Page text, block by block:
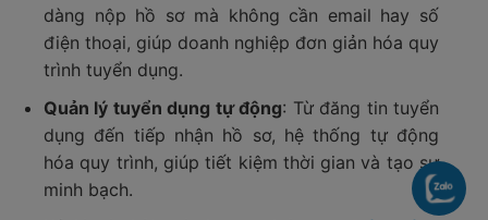
dàng nộp hồ sơ mà không cần email hay số
điện thoại, giúp doanh nghiệp đơn giản hóa quy
trình tuyển dụng.
Quản lý tuyển dụng tự động: Từ đăng tin tuyển
dụng đến tiếp nhận hồ sơ, hệ thống tự động
hóa quy trình, giúp tiết kiệm thời gian và tạo sự
minh bạch.